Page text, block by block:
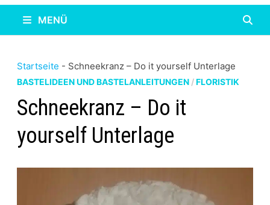
MENÜ
Startseite - Schneekranz – Do it yourself Unterlage
BASTELIDEEN UND BASTELANLEITUNGEN/FLORISTIK
Schneekranz – Do it
yourself Unterlage